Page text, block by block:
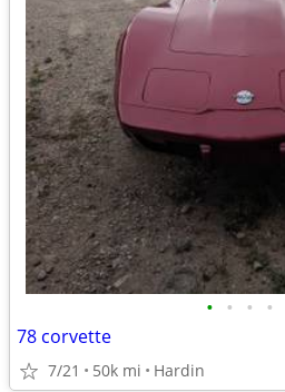
• • • •
78 corvette
7/21 50k mi Hardin